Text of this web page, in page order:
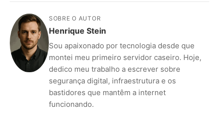
SOBRE O AUTOR
Henrique Stein
Sou apaixonado por tecnologia desde que
montei meu primeiro servidor caseiro. Hoje,
dedico meu trabalho a escrever sobre
segurança digital, infraestrutura e os
bastidores que mantêm a internet
funcionando.